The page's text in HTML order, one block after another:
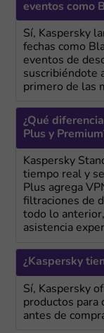
eventos como
Sí, Kaspersky
fechas como
eventos de
suscribiéndote
primero de las
¿Qué
Plus y
Kaspersky
tiempo real y
Plus agrega
filtraciones de
todo lo
asistencia
¿Kaspersky
Sí, Kaspersky
productos para
antes de